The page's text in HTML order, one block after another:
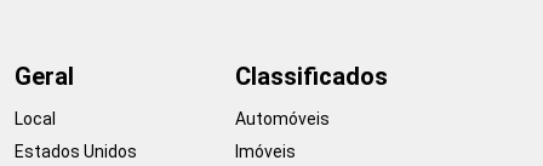
Geral
Local
Estados Unidos
Classificados
Automóveis
Imóveis